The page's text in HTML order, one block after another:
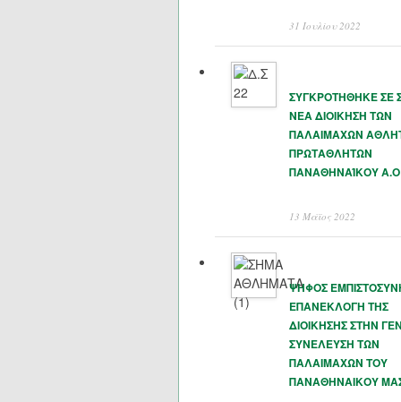
31 Ιουλίου 2022
ΣΥΓΚΡΟΤΗΘΗΚΕ ΣΕ
ΝΕΑ ΔΙΟΙΚΗΣΗ ΤΩΝ
ΠΑΛΑΙΜΑΧΩΝ
ΠΡΩΤΑΘΛΗΤΩΝ
ΠΑΝΑΘΗΝΑΊΚΟΥ Α.Ο
13 Μάϊος 2022
ΨΗΦΟΣ
ΕΠΑΝΕΚΛΟΓΗ ΤΗΣ
ΔΙΟΙΚΗΣΗΣ ΣΤΗΝ
ΣΥΝΕΛΕΥΣΗ ΤΩΝ
ΠΑΛΑΙΜΑΧΩΝ ΤΟΥ
ΠΑΝΑΘΗΝΑΙΚΟΥ